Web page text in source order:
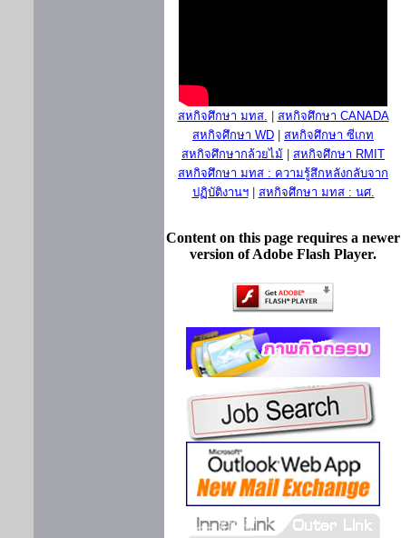
สหกิจศึกษา มทส.
สหกิจศึกษา CANADA
สหกิจศึกษา WD
สหกิจศึกษา ซีเกท
สหกิจศึกษากล้วยไม้
สหกิจศึกษา RMIT
สหกิจศึกษา มทส : ความรู้สึกหลังกลับจาก
ปฏิบัติงานฯ| สหกิจศึกษา มทส : นศ.
Content on this page requires a newer
version of Adobe Flash Player.